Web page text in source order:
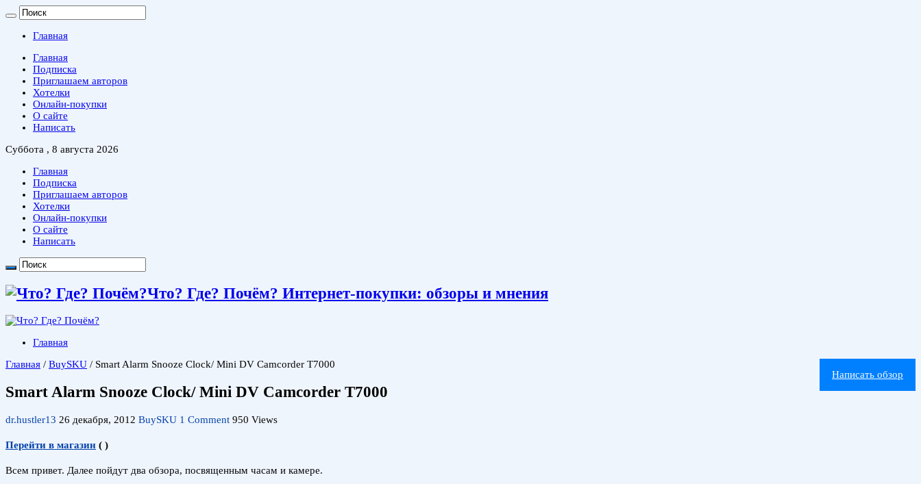
Главная
Главная
Подписка
Приглашаем авторов
Хотелки
Онлайн-покупки
О сайте
Написать
Суббота , 8 августа 2026
Главная
Подписка
Приглашаем авторов
Хотелки
Онлайн-покупки
О сайте
Написать
Что? Где? Почём? Интернет-покупки: обзоры и мнения
Главная
Написать обзор
Главная / BuySKU / Smart Alarm Snooze Clock/ Mini DV Camcorder T7000
Smart Alarm Snooze Clock/ Mini DV Camcorder T7000
dr.hustler13 26 декабря, 2012 BuySKU 1 Comment 950 Views
Перейти в магазин ( )
Всем привет. Далее пойдут два обзора, посвященным часам и камере.